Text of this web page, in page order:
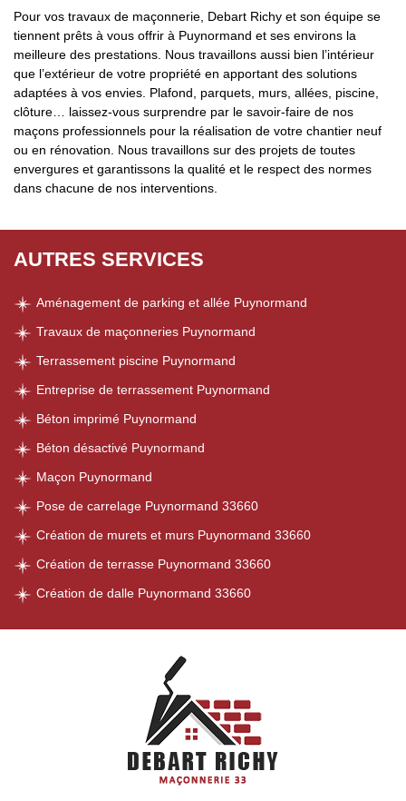
Pour vos travaux de maçonnerie, Debart Richy et son équipe se
tiennent prêts à vous offrir à Puynormand et ses environs la
meilleure des prestations. Nous travaillons aussi bien l’intérieur
que l’extérieur de votre propriété en apportant des solutions
adaptées à vos envies. Plafond, parquets, murs, allées, piscine,
clôture… laissez-vous surprendre par le savoir-faire de nos
maçons professionnels pour la réalisation de votre chantier neuf
ou en rénovation. Nous travaillons sur des projets de toutes
envergures et garantissons la qualité et le respect des normes
dans chacune de nos interventions.
AUTRES SERVICES
Aménagement de parking et allée Puynormand
Travaux de maçonneries Puynormand
Terrassement piscine Puynormand
Entreprise de terrassement Puynormand
Béton imprimé Puynormand
Béton désactivé Puynormand
Maçon Puynormand
Pose de carrelage Puynormand 33660
Création de murets et murs Puynormand 33660
Création de terrasse Puynormand 33660
Création de dalle Puynormand 33660